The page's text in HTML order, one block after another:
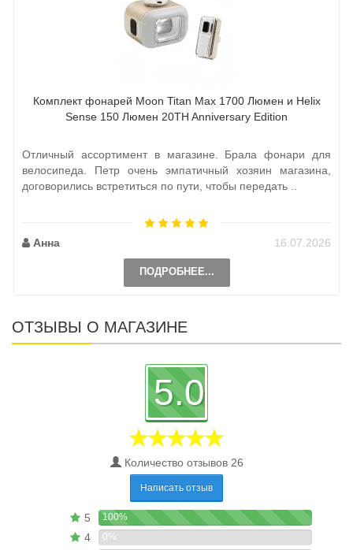
Комплект фонарей Moon Titan Max 1700 Люмен и Helix
Sense 150 Люмен 20TH Anniversary Edition
Отличный ассортимент в магазине. Брала фонари для
велосипеда. Петр очень эмпатичный хозяин магазина,
договорились встретиться по пути, чтобы передать ..
Анна 16.07.2026
ПОДРОБНЕЕ...
ОТЗЫВЫ О МАГАЗИНЕ
5.0
Количество отзывов 26
Написать отзыв
5 100%
4 0%